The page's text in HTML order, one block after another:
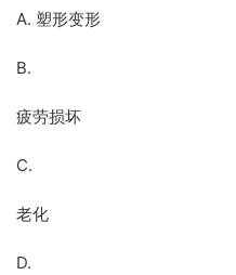
A. 塑形变形
B.
疲劳损坏
C.
老化
D.